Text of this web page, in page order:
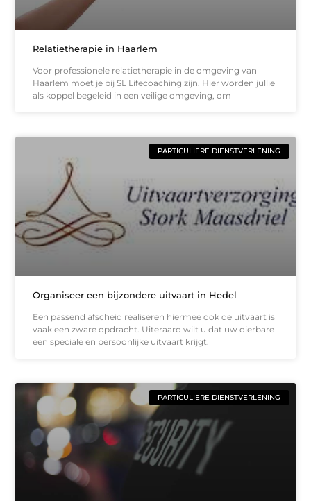
Relatietherapie in Haarlem
Voor professionele relatietherapie in de omgeving van
Haarlem moet je bij SL Lifecoaching zijn. Hier worden jullie
als koppel begeleid in een veilige omgeving, om
PARTICULIERE DIENSTVERLENING
Organiseer een bijzondere uitvaart in Hedel
Een passend afscheid realiseren hiermee ook de uitvaart is
vaak een zware opdracht. Uiteraard wilt u dat uw dierbare
een speciale en persoonlijke uitvaart krijgt.
PARTICULIERE DIENSTVERLENING